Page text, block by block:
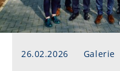
26.02.2026 Galerie